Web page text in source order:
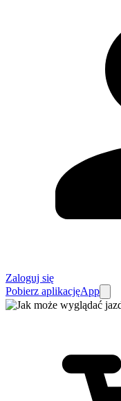
Zaloguj się
Pobierz aplikacjęApp